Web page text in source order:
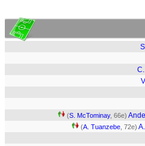
(S. McTominay, 66e)
(A. Tuanzebe , 72e)